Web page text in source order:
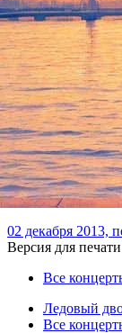
Хануку
02 декабря 2013,
Версия для печати
Все
Ледовый
Все